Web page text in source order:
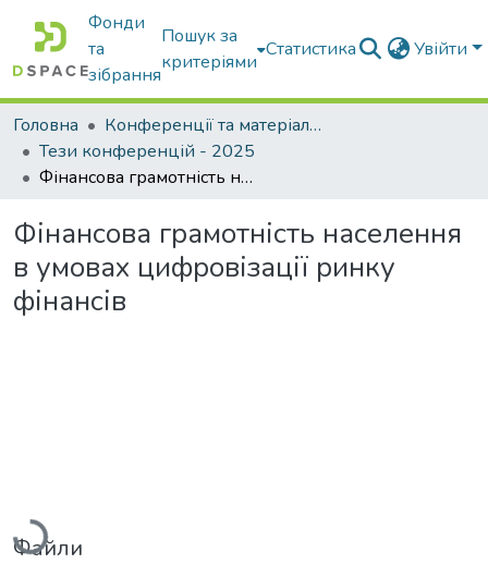
Фонди
та
зібрання
Пошук за
критеріями
Статистика Увійти
Головна
Конференції та матеріали конференцій
Тези конференцій - 2025
Фінансова грамотність населення в умовах цифровізації ринку фінансів
Фінансова грамотність населення
в умовах цифровізації ринку
фінансів
Вантажиться...
Файли